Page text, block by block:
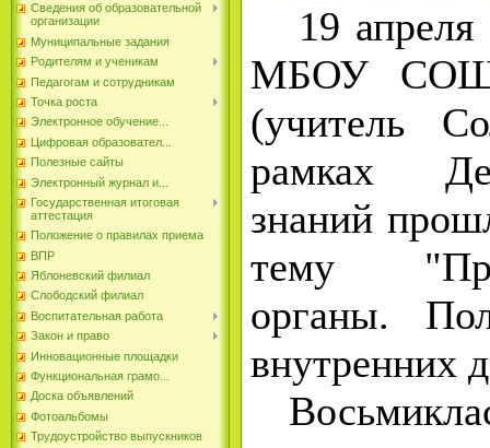
Сведения об образовательной
организации
Муниципальные задания
Родителям и ученикам
Педагогам и сотрудникам
Точка роста
Электронное обучение...
Цифровая образовател...
Полезные сайты
Электронный журнал и...
Государственная итоговая
аттестация
Положение о правилах приема
ВПР
Яблоневский филиал
Слободский филиал
Воспитательная работа
Закон и право
Инновационные площадки
Функциональная грамо...
Доска объявлений
Фотоальбомы
Трудоустройство выпускников
19 апреля
МБОУ СОШ
(учитель
рамках
знаний
тему
органы.
внутренних